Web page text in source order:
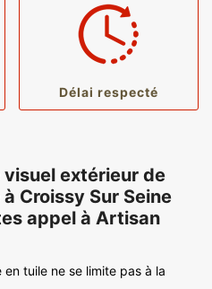
Délai respecté
visuel extérieur de
Croissy Sur Seine
appel à Artisan
tuile ne se limite pas à la